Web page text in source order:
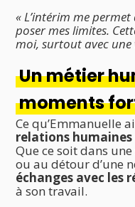
« L’intérim me
poser mes limites.
moi, surtout avec une
Un métier
moments
Ce qu’Emmanuelle
relations humaines
Que ce soit dans
ou au détour d’une
échanges avec les
à son travail.